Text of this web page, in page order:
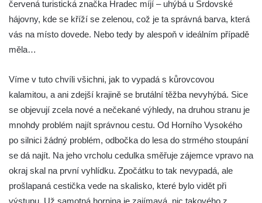
Papststein (Saské Švýcarsko)
Jeskyně Kuhstall a hrad Neuer Wildenstein
(Saské Švýcarsko)
Skalní město Nebeská říše u Ostrova
Vyhlídka u symbolického horolezeckého
hřbitova ve skalách Nebeská říše u Ostrova
červená turistická značka Hradec míjí – uhýbá u Srdovské
hájovny, kde se kříží se zelenou, což je ta správná barva, která
vás na místo dovede. Nebo tedy by alespoň v ideálním případě
měla…
Víme v tuto chvíli všichni, jak to vypadá s kůrovcovou
kalamitou, a ani zdejší krajině se brutální těžba nevyhýbá. Sice
se objevují zcela nové a nečekané výhledy, na druhou stranu je
mnohdy problém najít správnou cestu. Od Horního Vysokého
po silnici žádný problém, odbočka do lesa do strmého stoupání
se dá najít. Na jeho vrcholu cedulka směřuje zájemce vpravo na
okraj skal na první vyhlídku. Zpočátku to tak nevypadá, ale
prošlapaná cestička vede na skalisko, které bylo vidět při
výstupu. Už samotná hornina je zajímavá, nic takového z